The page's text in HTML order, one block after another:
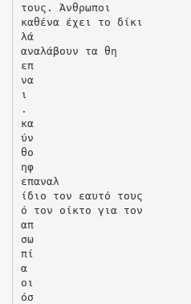
τους. Άνθρωποι
καθένα έχει το δίκι
λά
αναλάβουν τα θη
επ
να
ι
.
κα
ύν
θο
ηφ
επαναλ
ίδιο τον εαυτό τους
ό τον οίκτο για τον
απ
σω
πί
α
οι
όσ